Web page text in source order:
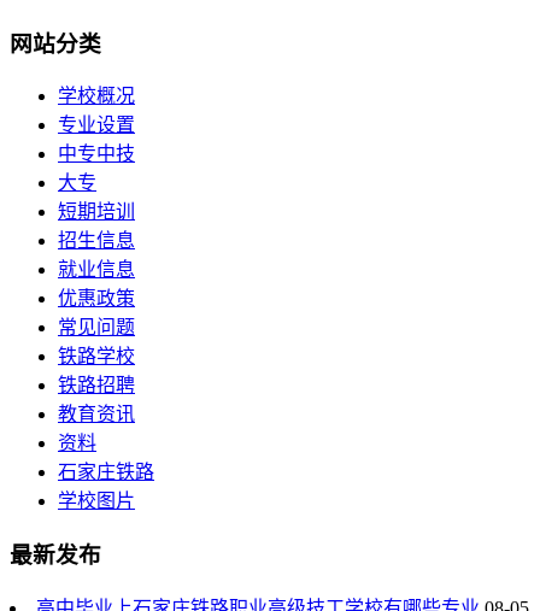
网站分类
学校概况
专业设置
中专中技
大专
短期培训
招生信息
就业信息
优惠政策
常见问题
铁路学校
铁路招聘
教育资讯
资料
石家庄铁路
学校图片
最新发布